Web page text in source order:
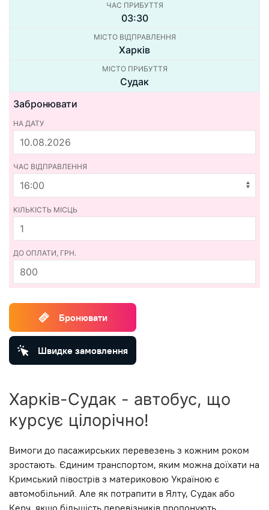
ЧАС ПРИБУТТЯ
03:30
МІСТО ВІДПРАВЛЕННЯ
Харків
МІСТО ПРИБУТТЯ
Судак
Забронювати
НА ДАТУ
ЧАС ВІДПРАВЛЕННЯ
КІЛЬКІСТЬ МІСЦЬ
ДО ОПЛАТИ, ГРН.
800
Бронювати
Швидке замовлення
Харків-Судак - автобус, що
курсує цілорічно!
Вимоги до пасажирських перевезень з кожним роком
зростають. Єдиним транспортом, яким можна доїхати на
Кримський півострів з материковою Україною є
автомобільний. Але як потрапити в Ялту, Судак або